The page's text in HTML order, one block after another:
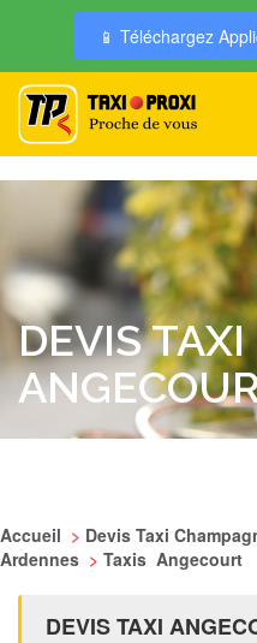
📱 Téléchargez
DEVIS TAXI
Accueil > Devis Taxi
Ardennes > Taxis Angecourt
DEVIS TAXI